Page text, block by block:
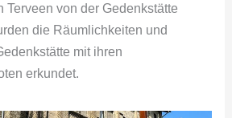
Terveen von der Gedenkstätte
die Räumlichkeiten und
mit ihren
erkundet.